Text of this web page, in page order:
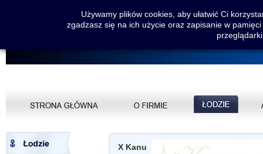
X Kanu
Używamy plików cookies, aby ułatwić Ci
zgadzasz się na ich użycie oraz zapisanie w